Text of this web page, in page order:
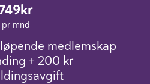
pr mnd
medlemskap
+ 200 kr